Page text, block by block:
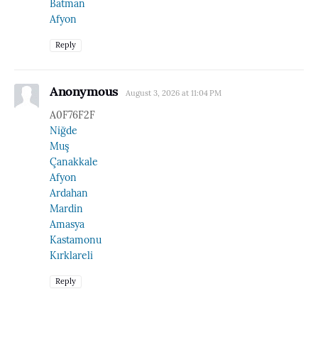
Batman
Afyon
Reply
Anonymous August 3, 2026 at 11:04 PM
A0F76F2F
Niğde
Muş
Çanakkale
Afyon
Ardahan
Mardin
Amasya
Kastamonu
Kırklareli
Reply